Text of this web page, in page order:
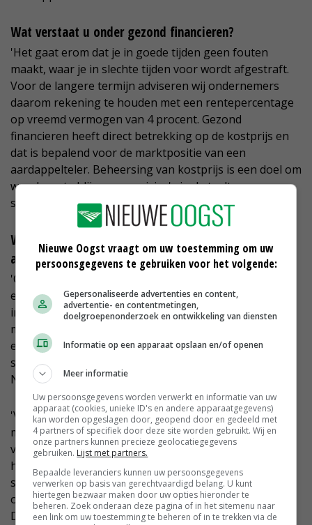
Wat verstaat u onder gezond financieren?
'Het gaat erom dat je in goede tijden geen fouten
maakt, waar je in slechte tijden voor wordt afgestraft.
Voor de langere termijn adviseren wij ondernemers
daarom rekening te houden met een rentepercentage
op vreemd vermogen van 4 procent. Gezond
financieren heeft direct betrekking op de kostprijs en
dat is bepalend voor de marktpositie van een
aardappelteler. Beheersing van kostprijs is een doel om
weerbaar te blijven voor risico's in de teelt en
schommelingen op de afzetmarkt.'
Welk scenario schetst de Rabobank voor de
aardappelteelt voor de komende vijf tot vijftien jaar?
'Over het algemeen zien we een goede toekomst voor
een stevige sector. Als bank verwachten we veel van
innovaties en bijvoorbeeld nieuwe rassen. De teelt kan
met precisietechnieken en het gebruik van data nog
een efficiëntieslag maken. Verder is een genetische
sprong nodig om het succesverhaal van de
Nederlandse aardappelteelt een vervolg te geven.
'Voor de ontwikkeling van nieuwe rassen volgen wij
met belangstelling de mogelijkheden van nieuwe
veredelingstechnieken. Een voorbeeld is de
hybrideveredeling van aardappelen uit zaad. Door
sneller nieuwe en nog betere rassen te veredelen,
ontstaan kansen om resistenties in te kruisen.
Daarmee kunnen we een verdere vergroening van de
Nieuwe Oogst vraagt om uw toestemming om uw
persoonsgegevens te gebruiken voor het volgende:
Gepersonaliseerde advertenties en content,
advertentie- en contentmetingen,
doelgroepenonderzoek en ontwikkeling van diensten
Informatie op een apparaat opslaan en/of openen
Meer informatie
Uw persoonsgegevens worden verwerkt en informatie van uw
apparaat (cookies, unieke ID's en andere apparaatgegevens)
kan worden opgeslagen door, geopend door en gedeeld met
4 partners of specifiek door deze site worden gebruikt. Wij en
onze partners kunnen precieze geolocatiegegevens
gebruiken. Lijst met partners.
Bepaalde leveranciers kunnen uw persoonsgegevens
verwerken op basis van gerechtvaardigd belang. U kunt
hiertegen bezwaar maken door uw opties hieronder te
beheren. Zoek onderaan deze pagina of in het sitemenu naar
een link om uw toestemming te beheren of in te trekken via de